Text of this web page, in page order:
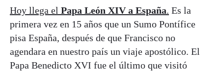
Hoy llega el Papa León XIV a España. Es la
primera vez en 15 años que un Sumo Pontífice
pisa España, después de que Francisco no
agendara en nuestro país un viaje apostólico. El
Papa Benedicto XVI fue el último que visitó